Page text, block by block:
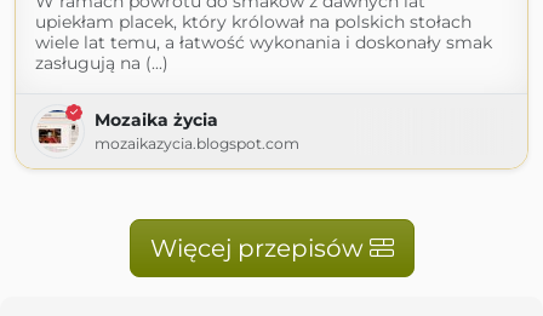
upiekłam placek, który królował na polskich stołach
wiele lat temu, a łatwość wykonania i doskonały smak
zasługują na (...)
Mozaika życia
mozaikazycia.blogspot.com
Więcej przepisów